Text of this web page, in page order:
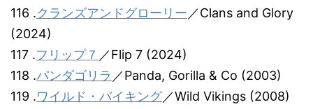
116 .クランズアンドグローリー ／Clans and Glory
(2024)
117 .フリップ７ ／Flip 7 (2024)
118 .パンダゴリラ ／Panda, Gorilla & Co (2003)
119 .ワイルド・バイキング／Wild Vikings (2008)